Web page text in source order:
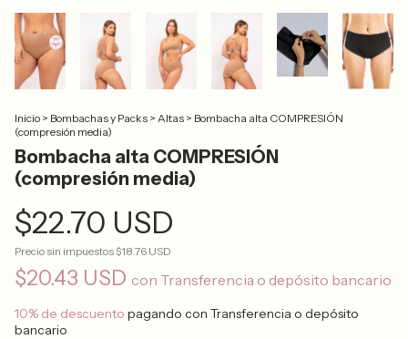
Inicio > Bombachas y Packs > Altas > Bombacha alta COMPRESIÓN
(compresión media)
Bombacha alta COMPRESIÓN
(compresión media)
$22.70 USD
Precio sin impuestos $18.76 USD
$20.43 USD con Transferencia o depósito bancario
10% de descuento pagando con Transferencia o depósito
bancario